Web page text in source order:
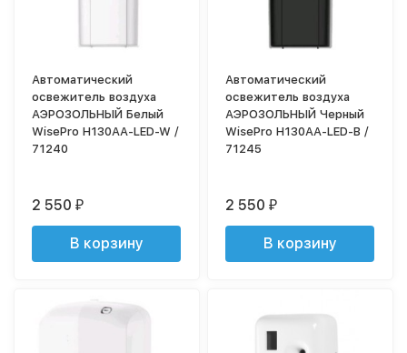
Автоматический
освежитель воздуха
АЭРОЗОЛЬНЫЙ Белый
WisePro H130AA-LED-W /
71240
2 550₽
В корзину
Автоматический
освежитель воздуха
АЭРОЗОЛЬНЫЙ Черный
WisePro H130AA-LED-B /
71245
2 550₽
В корзину